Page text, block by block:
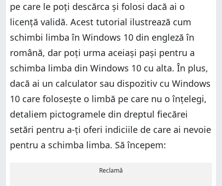
pe care le poți descărca și folosi dacă ai o
licență validă. Acest tutorial ilustrează cum
schimbi limba în Windows 10 din engleză în
română, dar poți urma aceiași pași pentru a
schimba limba din Windows 10 cu alta. În plus,
dacă ai un calculator sau dispozitiv cu Windows
10 care folosește o limbă pe care nu o înțelegi,
detaliem pictogramele din dreptul fiecărei
setări pentru a-ți oferi indiciile de care ai nevoie
pentru a schimba limba. Să începem:
Reclamă